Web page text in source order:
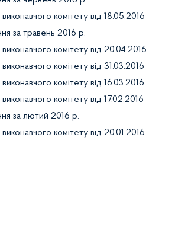
виконавчого комітету від 18.05.2016
за травень 2016 р.
виконавчого комітету від 20.04.2016
комітету від 31.03.2016
комітету від 16.03.2016
комітету від 17.02.2016
за лютий 2016 р.
виконавчого комітету від 20.01.2016